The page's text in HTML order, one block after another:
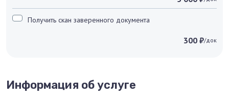
Получить скан заверенного документа
300 ₽/док
Информация об услуге